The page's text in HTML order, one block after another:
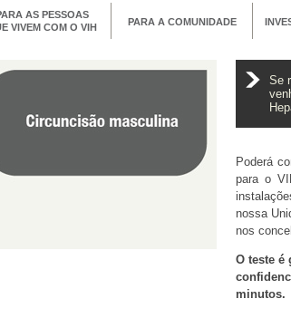
AS PESSOAS
VIVEM COM O VIH
PARA A COMUNIDADE
Se
Poderá
para o
nossa
nos
O teste é
minutos.